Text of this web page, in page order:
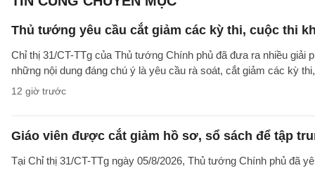
Thủ tướng yêu cầu cắt giảm các kỳ thi, cuộc thi
Chỉ thị 31/CT-TTg của Thủ tướng Chính phủ đã đưa ra nhiều giải
những nội dung đáng chú ý là yêu cầu rà soát, cắt giảm các kỳ
12 giờ trước
Giáo viên được cắt giảm hồ sơ, sổ sách để tập
Tại Chỉ thị 31/CT-TTg ngày 05/8/2026, Thủ tướng Chính phủ đã